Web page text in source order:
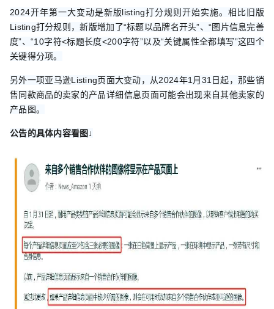
2024开年第一大变动是新版listing打分规则开始实施。相比旧版
Listing打分规则，新版增加了“标题以品牌名开头”、“图片信息完善
度”、“10字符<标题长度<200字符”以及“关键属性全都填写”这四个
关键得分项。
另外一项亚马逊Listing页面大变动，从2024年1月31日起，那些销
售同款商品的卖家的产品详细信息页面可能会出现来自其他卖家的
产品图。
公告的具体内容看图↓